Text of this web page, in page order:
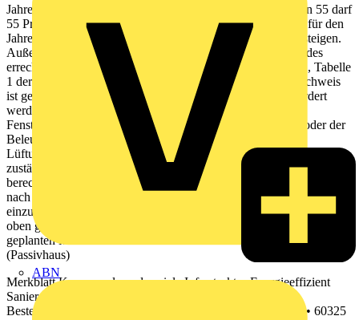
ABN
Jahresprimärenergiebedarf (Q p ) von KfW-Effizienzhäusern 55 darf
55 Prozent des in der EnEV 2009 genannten Höchstwertes für den
Jahresprimärenergiebedarf (Q p ) für Neubauten nicht übersteigen.
Außerdem darf der Transmissionswärmeverlust 70 Prozent des
errechneten Wertes für das Referenzgebäude nach Anlage 2, Tabelle
1 der EnEV 2009 nicht überschreiten. Der rechnerische Nachweis
ist gemäß EnEV 2009 nach DIN V 18599 zu führen. Gefördert
werden energetische Sanierungsmaßnahmen, wie z. B. die
Fenstererneuerung, Dämmung, Erneuerung der Heizungs- oder der
Beleuchtungsanlage sowie der Ersatz oder Einbau von
Lüftungsanlagen. Bei Antragstellung ist eine Bestätigung des
zuständigen Hochbauamtes oder einer nach § 21 EnEV 2009
berechtigten Person für die Ausstellung oder Prüfung der Nachweise
nach der EnEV 2009 (nachfolgend Sachverständiger genannt)
einzureichen, dass mit der Sanierung die Erreichung mindestens der
oben genannten Anforderungen gemäß EnEV 2009 geplant ist. Die
geplanten Maßnahmen sind aufzuführen. KfW-Effizienzhaus 55
(Passivhaus)
Merkblatt Kommunale und soziale Infrastruktur Energieeffizient
Sanieren- Kommunale Unternehmen Stand : 09/2012 •
Bestellnummer: 600 000 2422 KfW • Palmengartenstr. 5-9 • 60325